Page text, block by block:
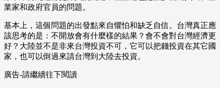
業家和政府官員的問題。
基本上，這個問題的出發點來自懼怕和缺乏自信。台灣真正應
該思考的是：不開放會有什麼樣的結果？會不會對台灣經濟更
好？大陸並不是非來台灣投資不可，它可以把錢投資在其它國
家，也可以倒過來請台灣到大陸去投資。
廣告-請繼續往下閱讀